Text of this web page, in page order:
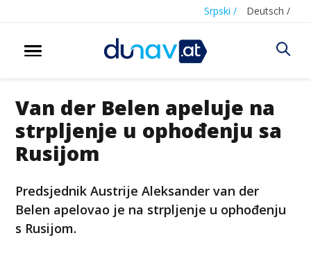
Srpski / Deutsch /
Van der Belen apeluje na
strpljenje u ophođenju sa
Rusijom
Predsjednik Austrije Aleksander van der
Belen apelovao je na strpljenje u ophođenju
s Rusijom.